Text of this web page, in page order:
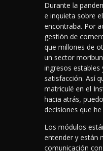
Durante la
e inquieta sobre
encontraba. Por
gestión de
que millones de
un sector
ingresos
satisfacción. Así
matriculé en el
hacia atrás,
decisiones que
Los módulos
entender y están
comunicación